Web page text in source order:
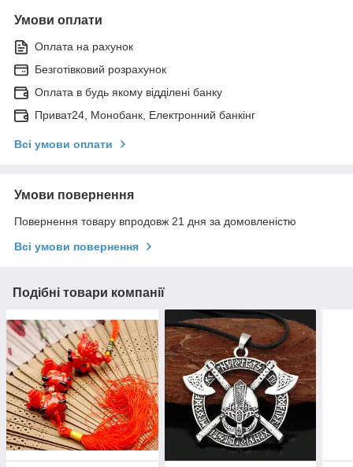
Умови оплати
Оплата на рахунок
Безготівковий розрахунок
Оплата в будь якому відділені банку
Приват24, Монобанк, Електронний банкінг
Всі умови оплати
Умови повернення
Повернення товару впродовж 21 дня за домовленістю
Всі умови повернення
Подібні товари компанії